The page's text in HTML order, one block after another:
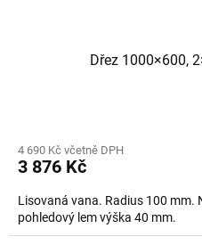
Dřez 1000×600,
4 690 Kč včetně DPH
3 876 Kč
Lisovaná vana. Radius 100 mm.
pohledový lem výška 40 mm.